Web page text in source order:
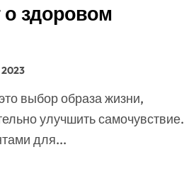
о здоровом
2023
улучшить самочувствие.
для...